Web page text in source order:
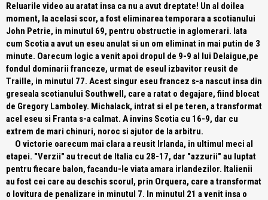
Reluarile video au aratat insa ca nu a avut dreptate! Un al doilea
moment, la acelasi scor, a fost eliminarea temporara a scotianului
John Petrie, in minutul 69, pentru obstructie in aglomerari. Iata
cum Scotia a avut un eseu anulat si un om eliminat in mai putin de 3
minute. Oarecum logic a venit apoi dropul de 9-9 al lui Delaigue,pe
fondul dominarii franceze, urmat de eseul izbavitor reusit de
Traille, in minutul 77. Acest singur eseu francez s-a nascut insa din
greseala scotianului Southwell, care a ratat o degajare, fiind blocat
de Gregory Lamboley. Michalack, intrat si el pe teren, a transformat
acel eseu si Franta s-a calmat. A invins Scotia cu 16-9, dar cu
extrem de mari chinuri, noroc si ajutor de la arbitru.
O victorie oarecum mai clara a reusit Irlanda, in ultimul meci al
etapei. "Verzii" au trecut de Italia cu 28-17, dar "azzurii" au luptat
pentru fiecare balon, facandu-le viata amara irlandezilor. Italienii
au fost cei care au deschis scorul, prin Orquera, care a transformat
o lovitura de penalizare in minutul 7. In minutul 21 a venit insa o